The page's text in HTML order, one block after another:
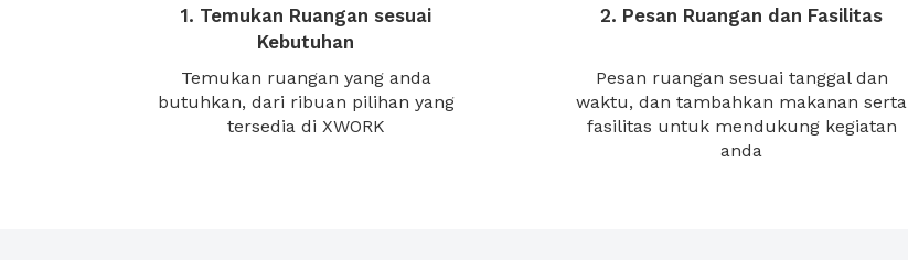
1. Temukan Ruangan sesuai
Kebutuhan
Temukan ruangan yang anda
butuhkan, dari ribuan pilihan yang
tersedia di XWORK
2. Pesan Ruangan dan Fasilitas
Pesan ruangan sesuai tanggal dan
waktu, dan tambahkan makanan serta
fasilitas untuk mendukung kegiatan
anda